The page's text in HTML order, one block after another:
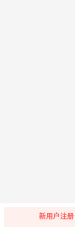
新用户注册